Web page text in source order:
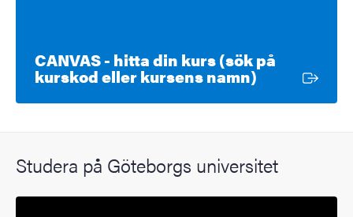
CANVAS - hitta din kurs (sök på
kurskod eller kursens namn)Extern länk
Studera på Göteborgs universitet